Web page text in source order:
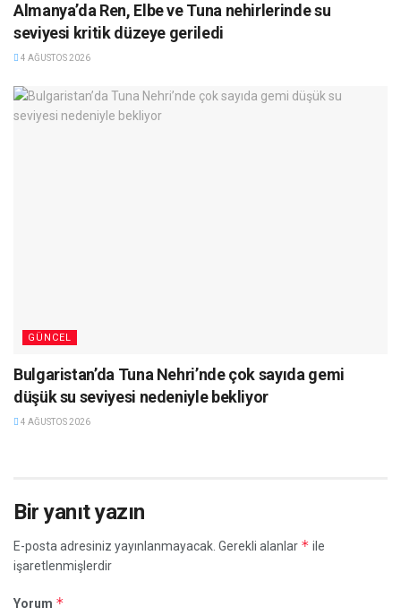
Almanya’da Ren, Elbe ve Tuna nehirlerinde su
seviyesi kritik düzeye geriledi
4 AĞUSTOS 2026
GÜNCEL
Bulgaristan’da Tuna Nehri’nde çok sayıda gemi
düşük su seviyesi nedeniyle bekliyor
4 AĞUSTOS 2026
Bir yanıt yazın
E-posta adresiniz yayınlanmayacak. Gerekli alanlar * ile
işaretlenmişlerdir
Yorum *